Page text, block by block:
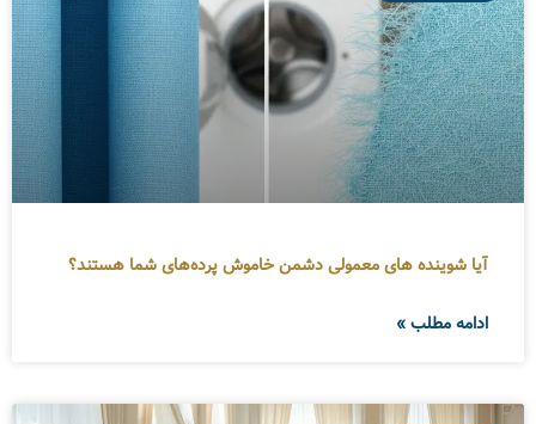
آیا شوینده های معمولی دشمن خاموش پرده‌های شما هستند؟
ادامه مطلب »